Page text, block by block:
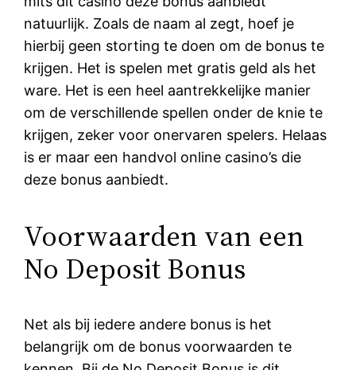
natuurlijk. Zoals de naam al zegt, hoef je
hierbij geen storting te doen om de bonus te
krijgen. Het is spelen met gratis geld als het
ware. Het is een heel aantrekkelijke manier
om de verschillende spellen onder de knie te
krijgen, zeker voor onervaren spelers. Helaas
is er maar een handvol online casino’s die
deze bonus aanbiedt.
Voorwaarden van een
No Deposit Bonus
Net als bij iedere andere bonus is het
belangrijk om de bonus voorwaarden te